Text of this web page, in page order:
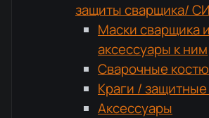
защиты сварщика/
Маски сварщика и
аксессуары к ним
Сварочные
Краги /
Аксессуары